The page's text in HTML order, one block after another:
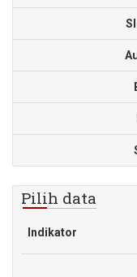
Pilih data
Indikator